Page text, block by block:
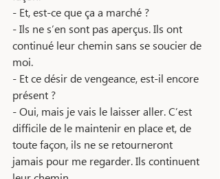
- Et, est-ce que ça a marché ?
- Ils ne s’en sont pas aperçus. Ils ont
continué leur chemin sans se soucier de
moi.
- Et ce désir de vengeance, est-il encore
présent ?
- Oui, mais je vais le laisser aller. C’est
difficile de le maintenir en place et, de
toute façon, ils ne se retourneront
jamais pour me regarder. Ils continuent